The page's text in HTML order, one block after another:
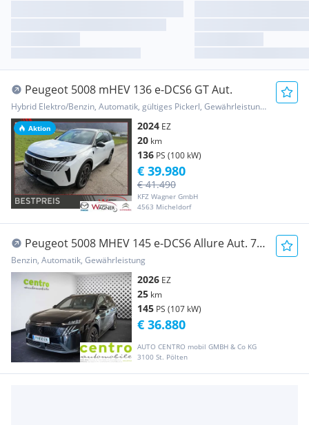
Aktion
Peugeot 5008 mHEV 136 e-DCS6 GT Aut.
Hybrid Elektro/Benzin, Automatik, gültiges Pickerl, Gewährleistung, Garantie
2024 EZ
20 km
136 PS (100 kW)
KFZ Wagner GmbH
4563 Micheldorf
€ 41.490
€ 39.980
Peugeot 5008 MHEV 145 e-DCS6 Allure Aut. 7-
Sitzer
Benzin, Automatik, Gewährleistung
2026 EZ
25 km
145 PS (107 kW)
AUTO CENTRO mobil GMBH & Co KG
3100 St. Pölten
€ 36.880